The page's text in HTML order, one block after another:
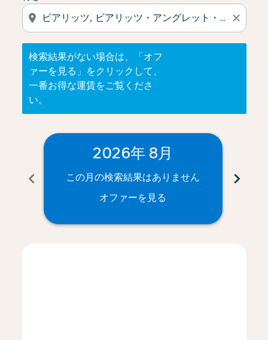
location_on close
検索結果がない場合は、「オフ
ァーを見る」をクリックして、
一番お得な運賃をご覧くださ
い。
chevron_left
2026年 8月
この月の検索結果はありません
オファーを見る
chevron_right